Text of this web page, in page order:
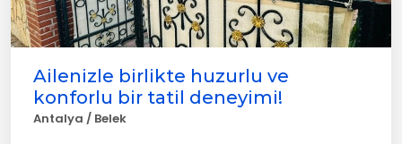
Ailenizle birlikte huzurlu ve
konforlu bir tatil deneyimi!
Antalya / Belek